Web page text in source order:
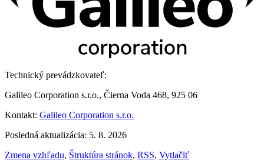
Technický prevádzkovateľ:
Galileo Corporation s.r.o., Čierna Voda 468, 925 06
Kontakt: Galileo Corporation s.r.o.
Posledná aktualizácia: 5. 8. 2026
Zmena vzhľadu, Štruktúra stránok, RSS, Vytlačiť